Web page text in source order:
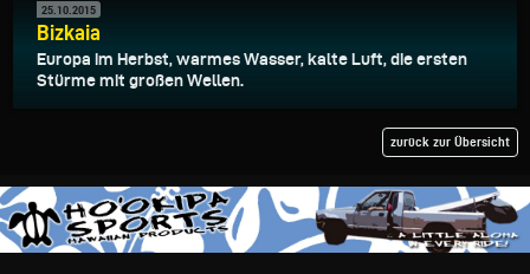
25.10.2015
Bizkaia
Europa im Herbst, warmes Wasser, kalte Luft, die ersten
Stürme mit großen Wellen.
zurück zur Übersicht